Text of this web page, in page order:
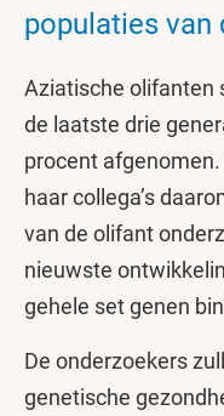
populaties van
Aziatische olifanten
de laatste drie
procent
haar collega’s
van de olifant
nieuwste
gehele set genen
De onderzoekers
genetische